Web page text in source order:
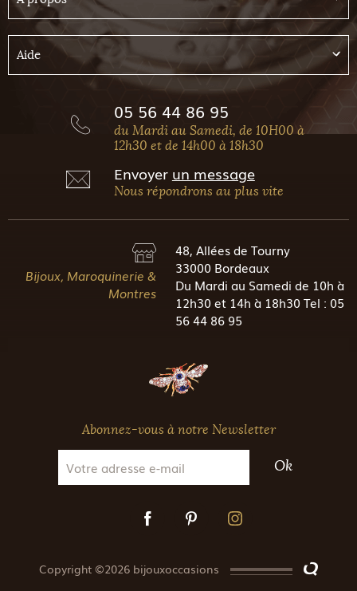
Aide
05 56 44 86 95
du Mardi au Samedi, de 10H00 à
12h30 et de 14h00 à 18h30
Envoyer un message
Nous répondrons au plus vite
Bijoux, Maroquinerie &
Montres
48, Allées de Tourny
33000 Bordeaux
Du Mardi au Samedi de 10h à
12h30 et 14h à 18h30 Tel : 05
56 44 86 95
Abonnez-vous à notre Newsletter
Ok
Copyright ©2026 bijouxoccasions